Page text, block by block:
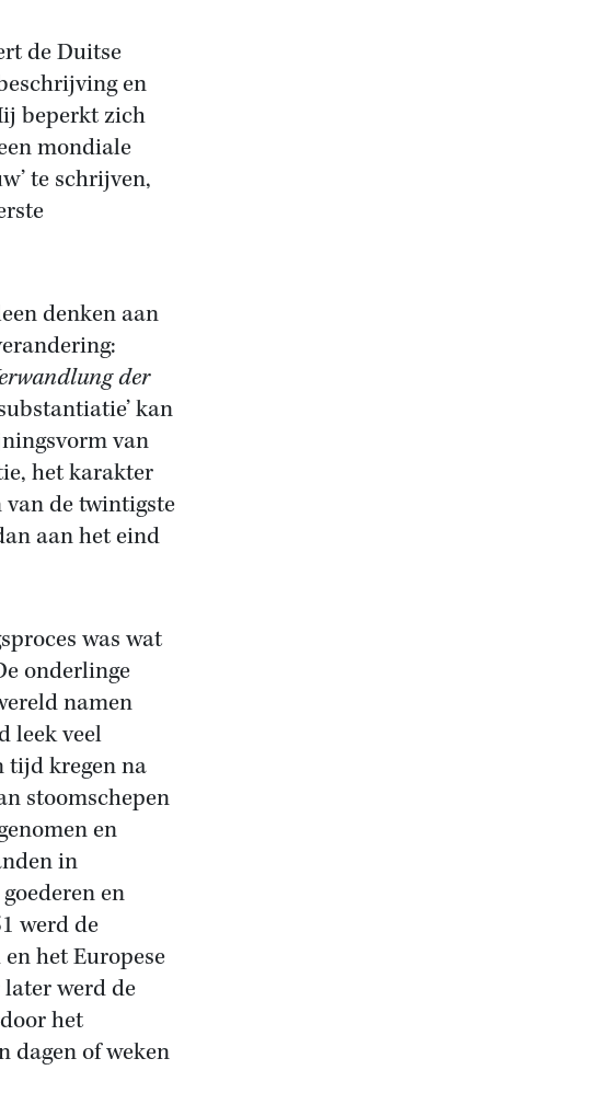
de Duitse
en
beperkt zich
mondiale
te schrijven,
denken aan
der
kan
van
het karakter
de twintigste
aan het eind
was wat
onderlinge
namen
leek veel
tijd kregen na
stoomschepen
en
in
en
werd de
het Europese
werd de
het
dagen of weken